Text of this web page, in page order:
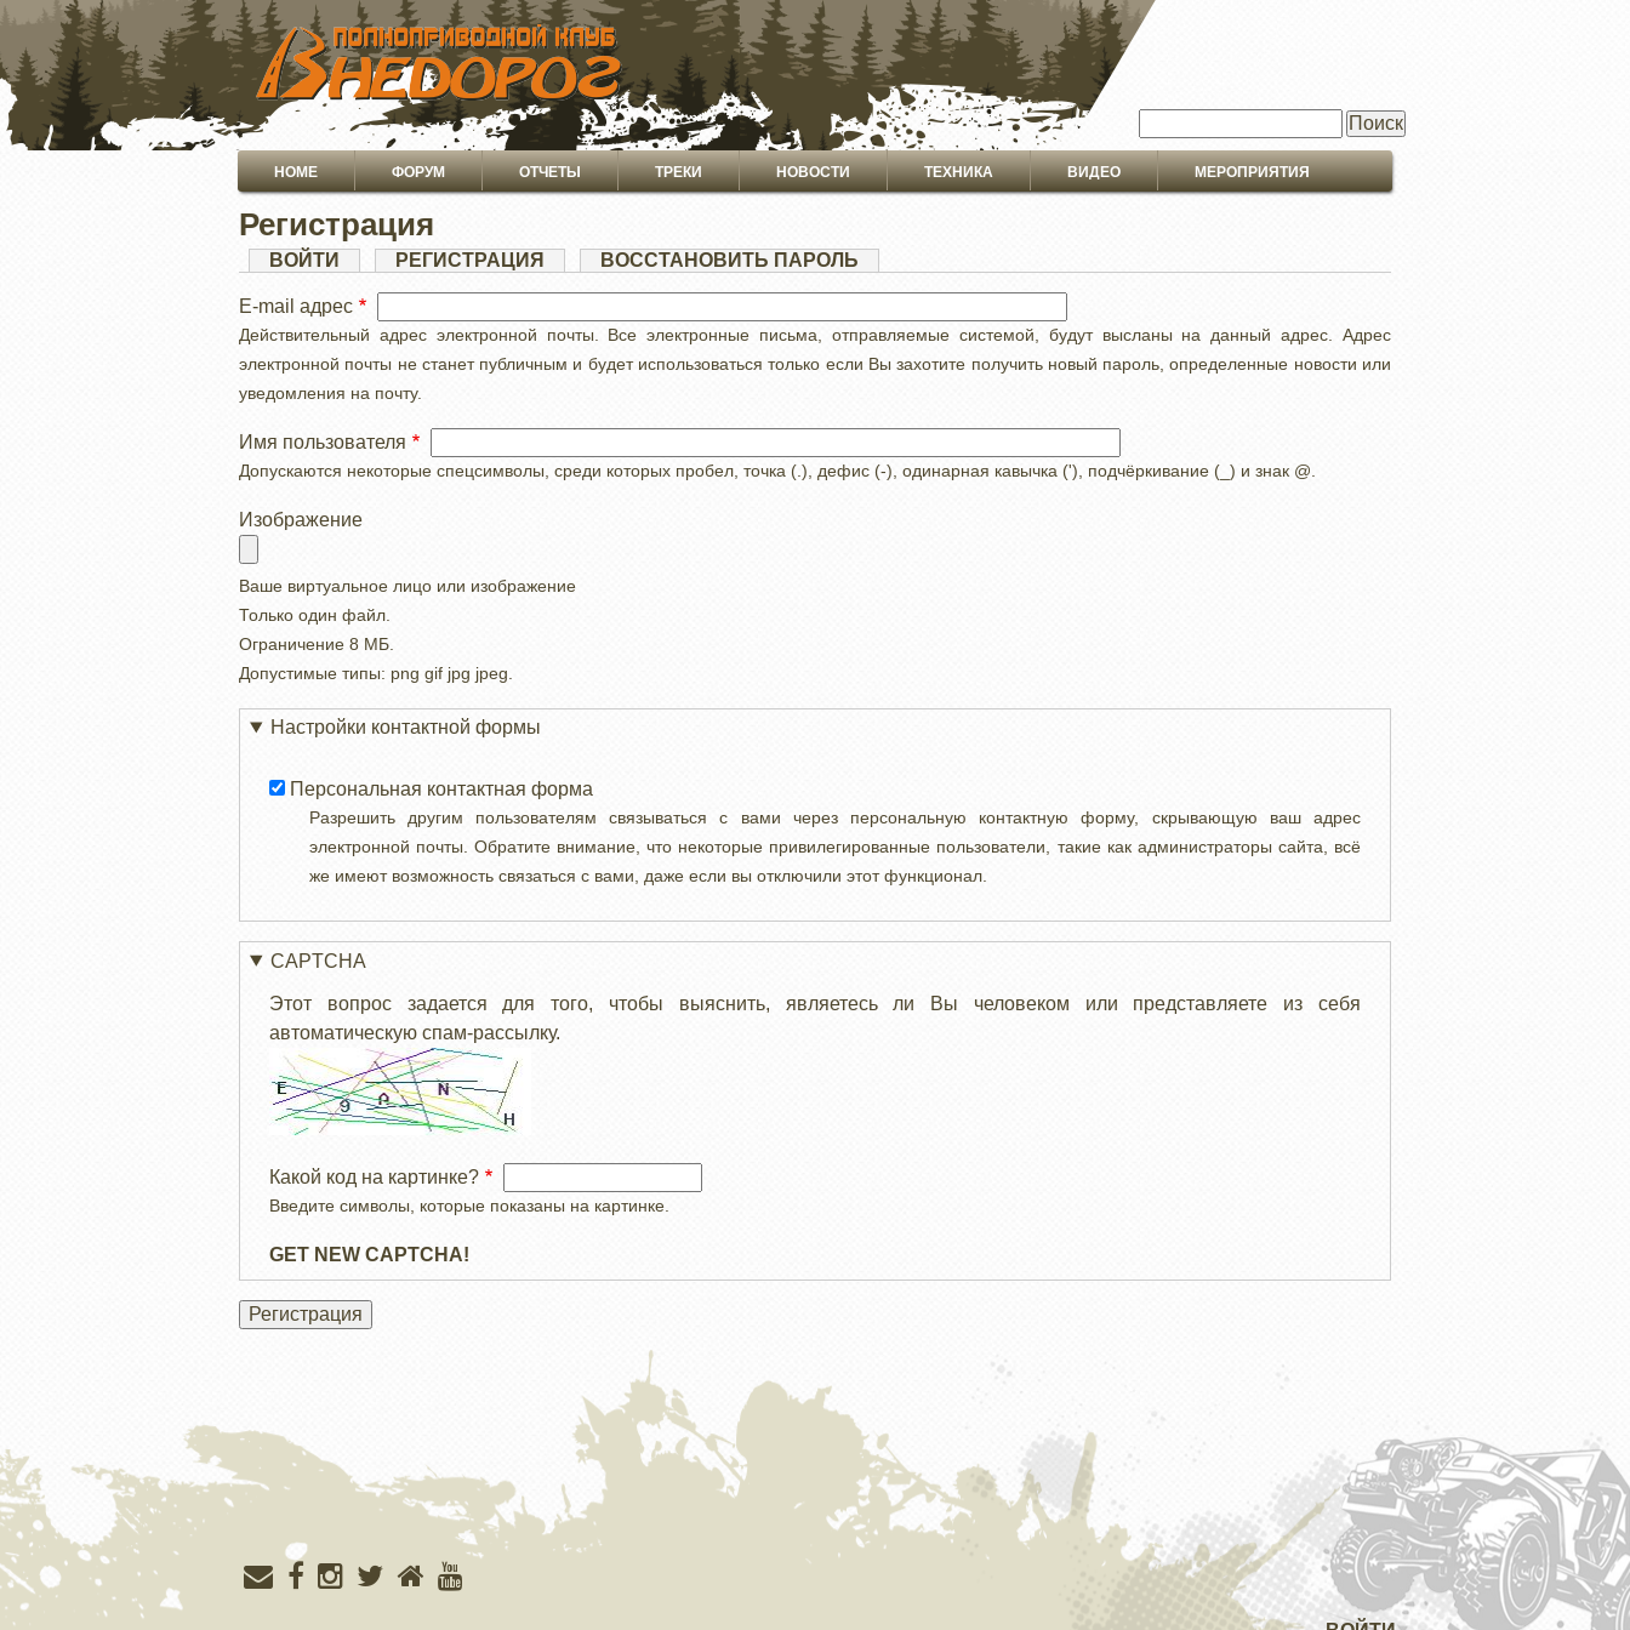
ПЕРЕЙТИ
ОСНОВНОМУ
СОДЕРЖАНИЮ
Основная
навигация
HOME ФОРУМ ОТЧЕТЫ ТРЕКИ НОВОСТИ ТЕХНИКА ВИДЕО МЕРОПРИЯТИЯ
Регистрация
Главные
вкладки
ВОЙТИ РЕГИСТРАЦИЯ
(АКТИВНАЯ
ВОССТАНОВИТЬ ПАРОЛЬ
E-mail адрес
Действительный адрес электронной почты. Все электронные письма, отправляемые системой, будут высланы на данный адрес. Адрес
электронной почты не станет публичным и будет использоваться только если Вы захотите получить новый пароль, определенные новости или
уведомления на почту.
Имя пользователя
Допускаются некоторые спецсимволы, среди которых пробел, точка (.), дефис (-), одинарная кавычка ('), подчёркивание (_) и знак @.
Изображение
Ваше виртуальное лицо или изображение
Только один файл.
Ограничение 8 МБ.
Допустимые типы: png gif jpg jpeg.
Настройки контактной формы
Персональная контактная форма
Разрешить другим пользователям связываться с вами через персональную контактную форму, скрывающую ваш адрес
электронной почты. Обратите внимание, что некоторые привилегированные пользователи, такие как администраторы сайта, всё
же имеют возможность связаться с вами, даже если вы отключили этот функционал.
CAPTCHA
Этот вопрос задается для того, чтобы выяснить, являетесь ли Вы человеком или представляете из себя
автоматическую спам-рассылку.
Какой код на картинке?
Введите символы, которые показаны на картинке.
GET NEW CAPTCHA!